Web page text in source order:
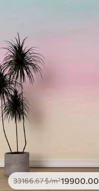
33166.67$/m²19900.00